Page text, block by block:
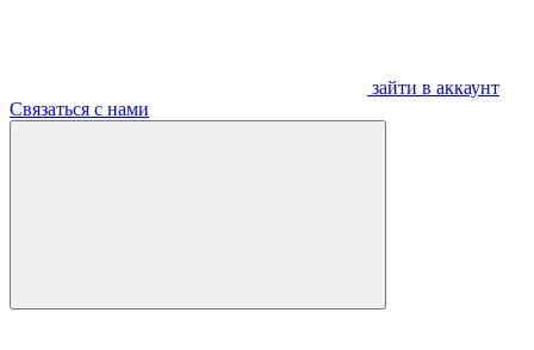
зайти в аккаунт
Связаться с нами